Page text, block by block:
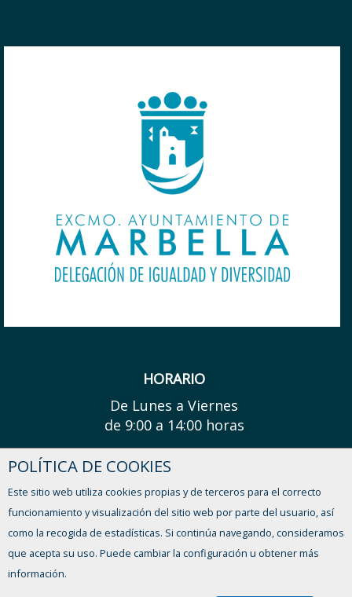
HORARIO
De Lunes a Viernes
de 9:00 a 14:00 horas
¿TIENES ALGUNA DUDA?
POLÍTICA DE COOKIES
Este sitio web utiliza cookies propias y de terceros para el correcto
funcionamiento y visualización del sitio web por parte del usuario, así
como la recogida de estadísticas. Si continúa navegando, consideramos
que acepta su uso. Puede cambiar la configuración u obtener más
información.